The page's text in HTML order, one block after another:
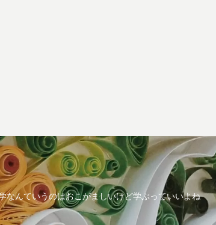
なんていうのはおこがましいけど学ぶっていいよね